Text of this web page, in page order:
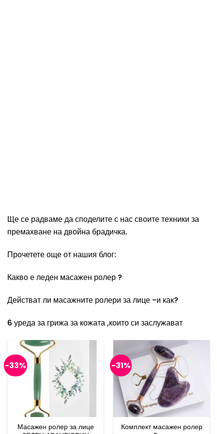
Ще се радваме да споделите с нас своите техники за
премахване на двойна брадичка.
Прочетете още от нашия блог:
Какво е леден масажен ролер ?
Действат ли масажните ролери за лице -и как?
6 уреда за грижа за кожата ,които си заслужават
-33%
Масажен ролер за лице
-31%
Комплект масажен ролер